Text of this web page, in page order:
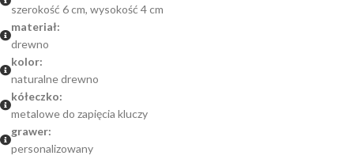
szerokość 6 cm, wysokość 4 cm
materiał:
drewno
kolor:
naturalne drewno
kółeczko:
metalowe do zapięcia kluczy
grawer:
personalizowany